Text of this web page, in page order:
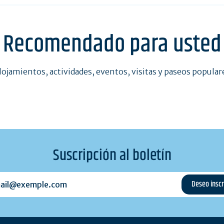
Recomendado para usted
actividades, eventos, visitas y paseos
Suscripción al boletín